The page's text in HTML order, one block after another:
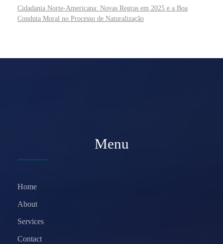
Cidadania Norte-Americana: Novas Regras em 2025 e a Boa
Conduta Moral no Processo de Naturalização
Menu
Home
About
Services
Contact